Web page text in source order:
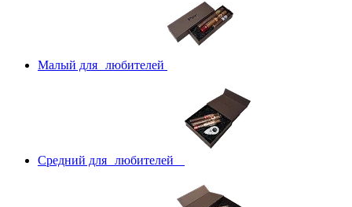
Малый для любителей
Средний для любителей